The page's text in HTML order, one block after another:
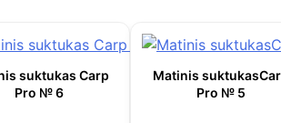
suktukas Carp
Pro № 6
Matinis
Pro № 5